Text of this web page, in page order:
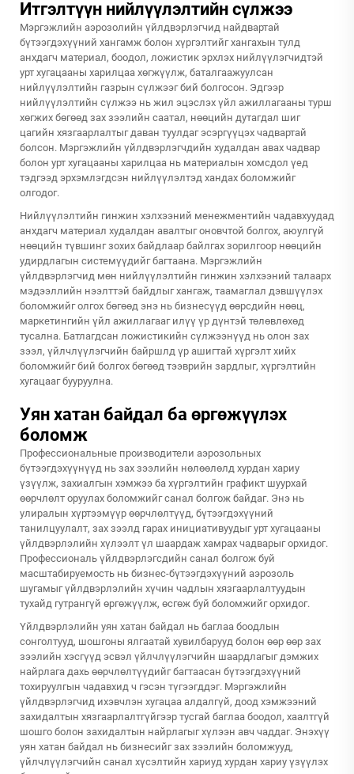
Итгэлтүүн нийлүүлэлтийн сүлжээ
Мэргэжлийн аэрозолийн үйлдвэрлэгчид найдвартай
бүтээгдэхүүний хангамж болон хүргэлтийг хангахын тулд
анхдагч материал, боодол, ложистик эрхлэх нийлүүлэгчидтэй
урт хугацааны харилцаа хөгжүүлж, баталгаажуулсан
нийлүүлэлтийн газрын сүлжээг бий болгосон. Эдгээр
нийлүүлэлтийн сүлжээ нь жил эцэслэх үйл ажиллагааны турш
хөгжих бөгөөд зах зээлийн саатал, нөөцийн дутагдал шиг
цагийн хязгаарлалтыг даван туулдаг эсэргүүцэх чадвартай
болсон. Мэргэжлийн үйлдвэрлэгчдийн худалдан авах чадвар
болон урт хугацааны харилцаа нь материалын хомсдол үед
тэдгээд эрхэмлэгдсэн нийлүүлэлтэд хандах боломжийг
олгодог.
Нийлүүлэлтийн гинжин хэлхээний менежментийн чадавхуудад
анхдагч материал худалдан авалтыг оновчтой болгох, аюулгүй
нөөцийн түвшинг зохих байдлаар байлгах зорилгоор нөөцийн
удирдлагын системүүдийг багтаана. Мэргэжлийн
үйлдвэрлэгчид мөн нийлүүлэлтийн гинжин хэлхээний талаарх
мэдээллийн нээлттэй байдлыг хангаж, таамаглал дэвшүүлэх
боломжийг олгох бөгөөд энэ нь бизнесүүд өөрсдийн нөөц,
маркетингийн үйл ажиллагааг илүү үр дүнтэй төлөвлөхөд
тусална. Батлагдсан ложистикийн сүлжээнүүд нь олон зах
зээл, үйлчлүүлэгчийн байршлд үр ашигтай хүргэлт хийх
боломжийг бий болгох бөгөөд тээврийн зардлыг, хүргэлтийн
хугацааг бууруулна.
Уян хатан байдал ба өргөжүүлэх
боломж
Профессиональные производители аэрозольных
бүтээгдэхүүнүүд нь зах зээлийн нөлөөлөлд хурдан хариу
үзүүлж, захиалгын хэмжээ ба хүргэлтийн графикт шуурхай
өөрчлөлт оруулах боломжийг санал болгож байдаг. Энэ нь
улиралын хүртээмүүр өөрчлөлтүүд, бүтээгдэхүүний
танилцуулалт, зах зээлд гарах инициативуудыг урт хугацааны
үйлдвэрлэлийн хүлээлт үл шаардаж хамрах чадварыг орхидог.
Профессиональ үйлдвэрлэгсдийн санал болгож буй
масштабируемость нь бизнес-бүтээгдэхүүний аэрозоль
шугамыг үйлдвэрлэлийн хүчин чадлын хязгаарлалтуудын
тухайд гутрангүй өргөжүүлж, өсгөж буй боломжийг орхидог.
Үйлдвэрлэлийн уян хатан байдал нь баглаа боодлын
сонголтууд, шошгоны ялгаатай хувилбарууд болон өөр өөр зах
зээлийн хэсгүүд эсвэл үйлчлүүлэгчийн шаардлагыг дэмжих
найрлага дахь өөрчлөлтүүдийг багтаасан бүтээгдэхүүний
тохируулгын чадавхид ч гэсэн түгээгддэг. Мэргэжлийн
үйлдвэрлэгчид ихэвчлэн хугацаа алдалгүй, доод хэмжээний
захидалтын хязгаарлалтгүйгээр тусгай баглаа боодол, хаалтгүй
шошго болон захидалтын найрлагыг хүлээн авч чаддаг. Энэхүү
уян хатан байдал нь бизнесийг зах зээлийн боломжууд,
үйлчлүүлэгчийн санал хүсэлтийн хариуд хурдан хариу үзүүлэх